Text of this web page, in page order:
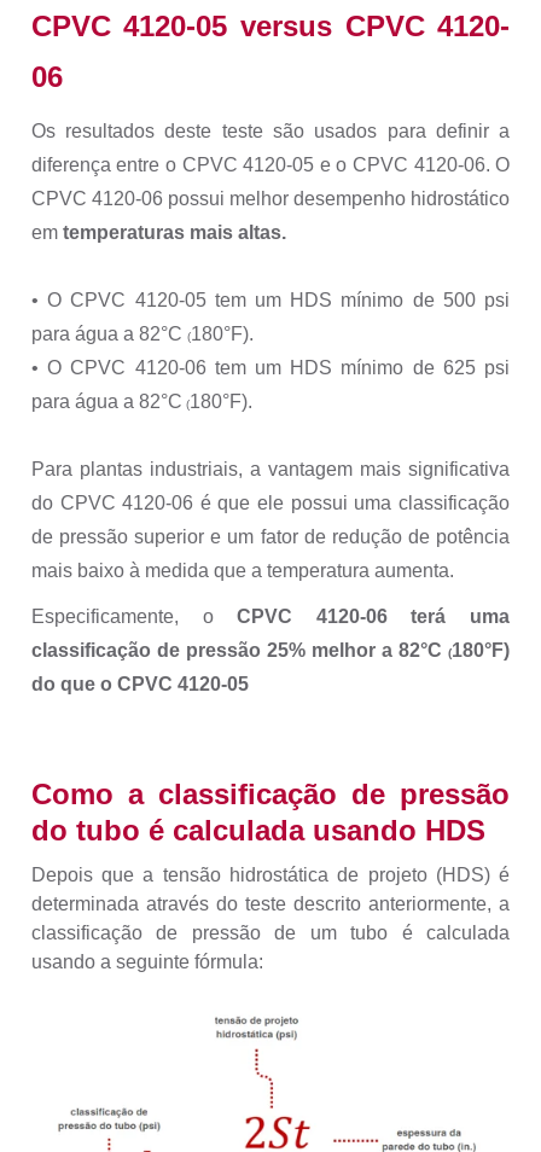
CPVC 4120-05 versus CPVC 4120-
06
Os resultados deste teste são usados para definir a
diferença entre o CPVC 4120-05 e o CPVC 4120-06. O
CPVC 4120-06 possui melhor desempenho hidrostático
em temperaturas mais altas.
• O CPVC 4120-05 tem um HDS mínimo de 500 psi
para água a 82°C (180°F).
• O CPVC 4120-06 tem um HDS mínimo de 625 psi
para água a 82°C (180°F).
Para plantas industriais, a vantagem mais significativa
do CPVC 4120-06 é que ele possui uma classificação
de pressão superior e um fator de redução de potência
mais baixo à medida que a temperatura aumenta.
Especificamente, oCPVC 4120-06 terá uma
classificação de pressão 25% melhor a82°C(180°F)
do que o CPVC 4120-05
Como a classificação de pressão
do tubo é calculada usando HDS
Depois que a tensão hidrostática de projeto (HDS) é
determinada através do teste descrito anteriormente, a
classificação de pressão de um tubo é calculada
usando a seguinte fórmula: